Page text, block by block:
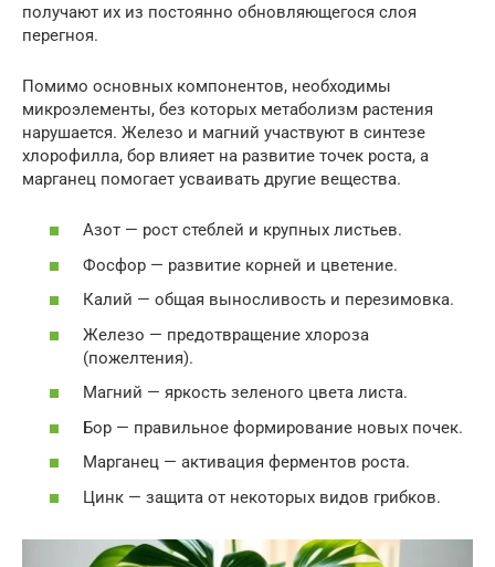
получают их из постоянно обновляющегося слоя
перегноя.
Помимо основных компонентов, необходимы
микроэлементы, без которых метаболизм растения
нарушается. Железо и магний участвуют в синтезе
хлорофилла, бор влияет на развитие точек роста, а
марганец помогает усваивать другие вещества.
Азот — рост стеблей и крупных листьев.
Фосфор — развитие корней и цветение.
Калий — общая выносливость и перезимовка.
Железо — предотвращение хлороза
(пожелтения).
Магний — яркость зеленого цвета листа.
Бор — правильное формирование новых почек.
Марганец — активация ферментов роста.
Цинк — защита от некоторых видов грибков.